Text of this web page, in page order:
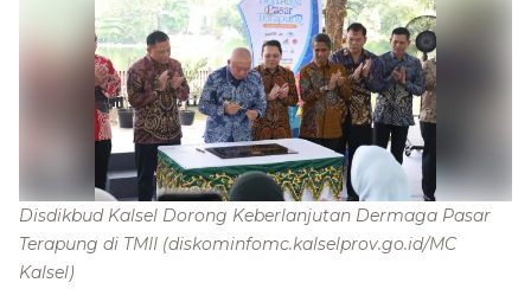
Disdikbud Kalsel Dorong Keberlanjutan Dermaga Pasar
Terapung di TMII (diskominfomc.kalselprov.go.id/MC
Kalsel)